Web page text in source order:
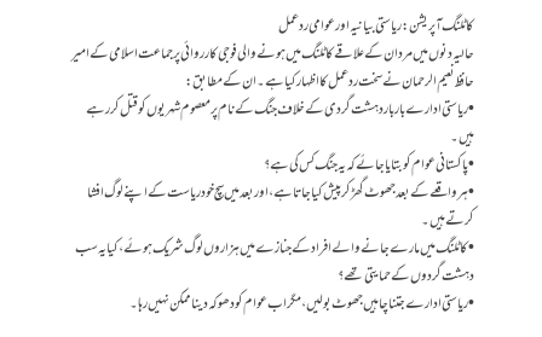
کاٹلنگ آپریشن: ریاستی بیانیہ اور عوامی ردعمل
حالیہ دنوں میں مردان کے علاقے کاٹلنگ میں ہونے والی فوجی کارروائی پر جماعت اسلامی کے امیر
حافظ نعیم الرحمان نے سخت ردعمل کا اظہار کیا ہے۔ ان کے مطابق:
• ریاستی ادارے بار بار دہشت گردی کے خلاف جنگ کے نام پر معصوم شہریوں کو قتل کر رہے
ہیں۔
• پاکستانی عوام کو بتایا جائے کہ یہ جنگ کس کی ہے؟
• ہر واقعے کے بعد جھوٹ گھڑ کر پیش کیا جاتا ہے، اور بعد میں سچ خود ریاست کے اپنے لوگ افشا
کرتے ہیں۔
• کاٹلنگ میں مارے جانے والے افراد کے جنازے میں ہزاروں لوگ شریک ہوئے، کیا یہ سب
دہشت گردوں کے حمایتی تھے؟
• ریاستی ادارے جتنا چاہیں جھوٹ بولیں، مگر اب عوام کو دھوکہ دینا ممکن نہیں رہا۔